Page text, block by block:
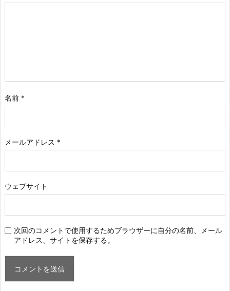
名前 *
メールアドレス *
ウェブサイト
次回のコメントで使用するためブラウザーに自分の名前、メール
アドレス、サイトを保存する。